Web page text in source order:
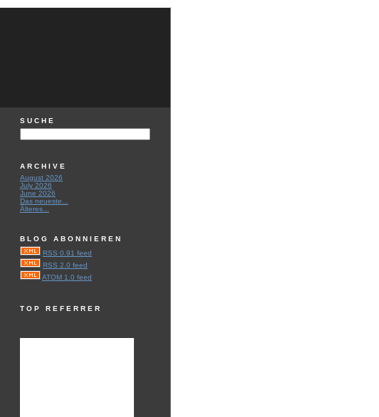
SUCHE
ARCHIVE
August 2026
July 2026
June 2026
Das neueste...
Älteres...
BLOG ABONNIEREN
RSS 0.91 feed
RSS 2.0 feed
ATOM 1.0 feed
TOP REFERRER